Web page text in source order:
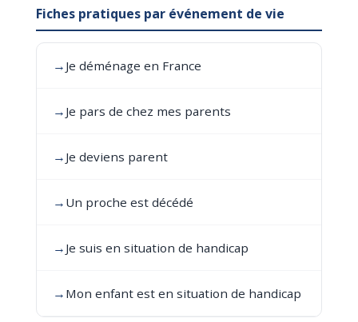
Fiches pratiques par événement de vie
→ Je déménage en France
→ Je pars de chez mes parents
→ Je deviens parent
→ Un proche est décédé
→ Je suis en situation de handicap
→ Mon enfant est en situation de handicap